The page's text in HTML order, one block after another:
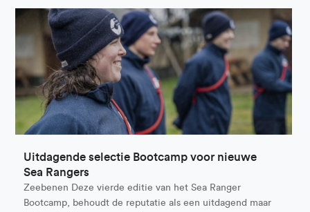
Uitdagende selectie Bootcamp voor nieuwe
Sea Rangers
Zeebenen Deze vierde editie van het Sea Ranger
Bootcamp, behoudt de reputatie als een uitdagend maar